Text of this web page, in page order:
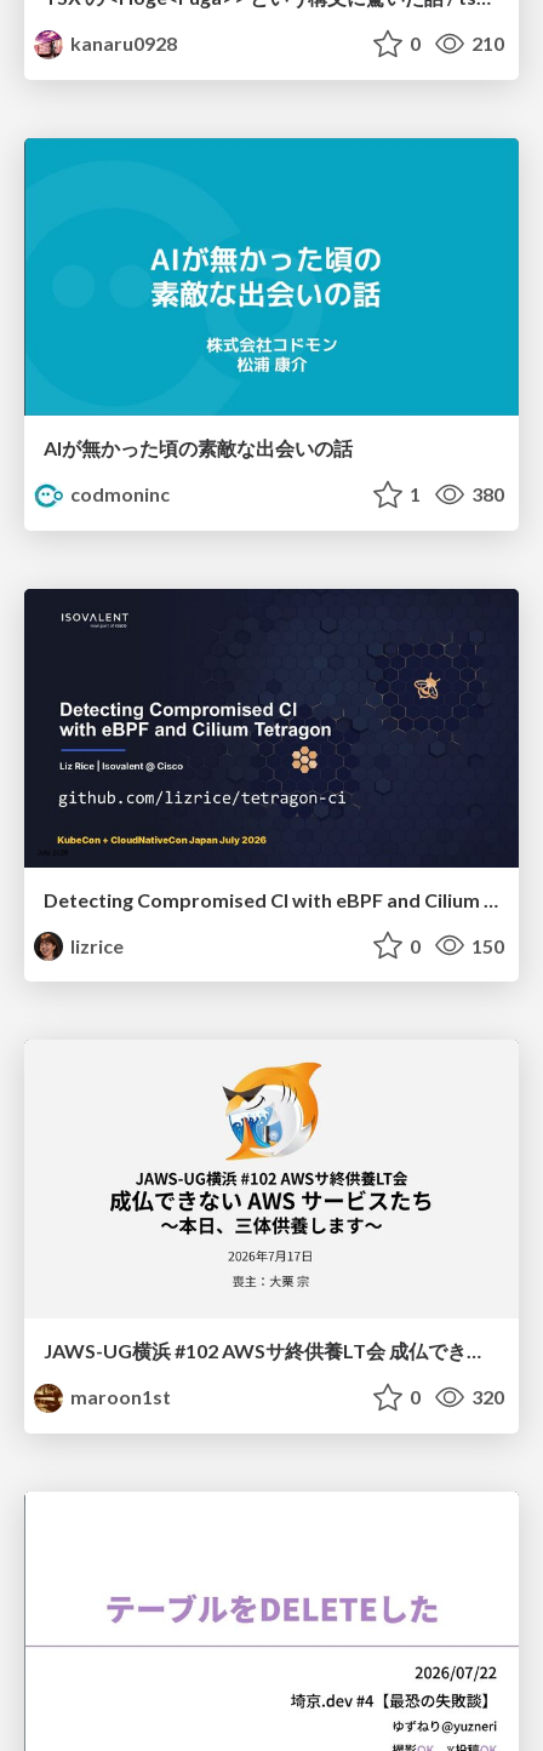
kanaru0928
0 210
AIが無かった頃の素敵な出会いの話
codmoninc
1 380
lizrice
0 150
JAWS-UG横浜 #102 AWSサ終供養LT会 成仏できない AWS サービスたち 〜本日、三体供養します〜
maroon1st
0 320